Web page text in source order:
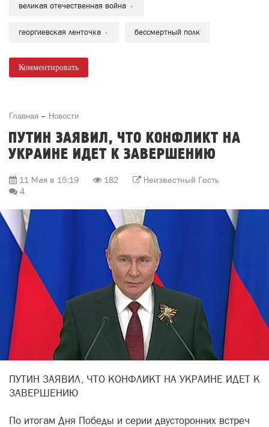
великая отечественная война
георгиевская ленточка бессмертный полк
Комментировать
Главная Новости
ПУТИН ЗАЯВИЛ, ЧТО КОНФЛИКТ НА
УКРАИНЕ ИДЕТ К ЗАВЕРШЕНИЮ
11 Мая в 15:19 182
Неизвестный Гость
4
ПУТИН ЗАЯВИЛ, ЧТО КОНФЛИКТ НА УКРАИНЕ ИДЕТ К
ЗАВЕРШЕНИЮ
По итогам Дня Победы и серии двусторонних встреч